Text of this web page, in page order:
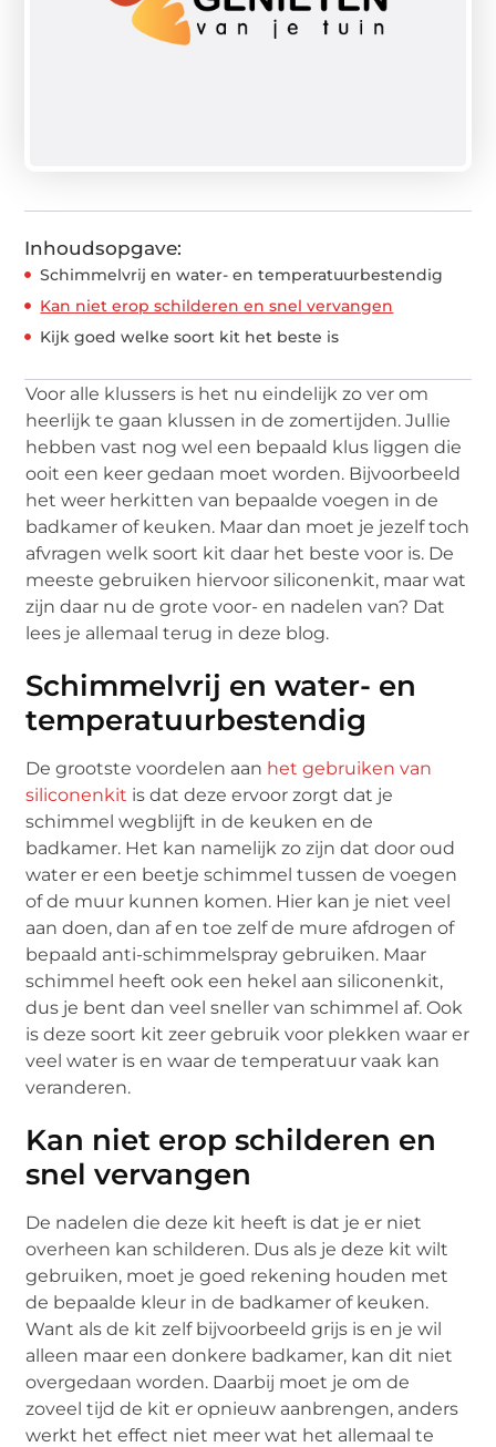
Inhoudsopgave:
Schimmelvrij en water- en temperatuurbestendig
Kan niet erop schilderen en snel vervangen
Kijk goed welke soort kit het beste is
Voor alle klussers is het nu eindelijk zo ver om
heerlijk te gaan klussen in de zomertijden. Jullie
hebben vast nog wel een bepaald klus liggen die
ooit een keer gedaan moet worden. Bijvoorbeeld
het weer herkitten van bepaalde voegen in de
badkamer of keuken. Maar dan moet je jezelf toch
afvragen welk soort kit daar het beste voor is. De
meeste gebruiken hiervoor siliconenkit, maar wat
zijn daar nu de grote voor- en nadelen van? Dat
lees je allemaal terug in deze blog.
Schimmelvrij en water- en
temperatuurbestendig
De grootste voordelen aan het gebruiken van
siliconenkit is dat deze ervoor zorgt dat je
schimmel wegblijft in de keuken en de
badkamer. Het kan namelijk zo zijn dat door oud
water er een beetje schimmel tussen de voegen
of de muur kunnen komen. Hier kan je niet veel
aan doen, dan af en toe zelf de mure afdrogen of
bepaald anti-schimmelspray gebruiken. Maar
schimmel heeft ook een hekel aan siliconenkit,
dus je bent dan veel sneller van schimmel af. Ook
is deze soort kit zeer gebruik voor plekken waar er
veel water is en waar de temperatuur vaak kan
veranderen.
Kan niet erop schilderen en
snel vervangen
De nadelen die deze kit heeft is dat je er niet
overheen kan schilderen. Dus als je deze kit wilt
gebruiken, moet je goed rekening houden met
de bepaalde kleur in de badkamer of keuken.
Want als de kit zelf bijvoorbeeld grijs is en je wil
alleen maar een donkere badkamer, kan dit niet
overgedaan worden. Daarbij moet je om de
zoveel tijd de kit er opnieuw aanbrengen, anders
werkt het effect niet meer wat het allemaal te